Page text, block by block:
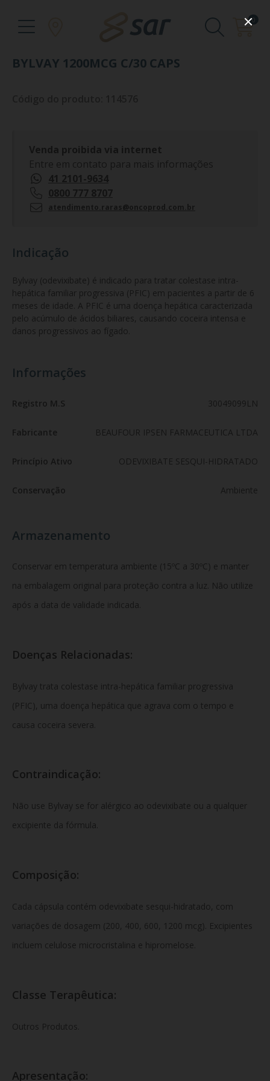
0
BYLVAY 1200MCG C/30 CAPS
Venda proibida via internet
Entre em contato para mais informações
41 2101-9634
0800 777 8707
atendimento.raras@oncoprod.com.br
Indicação
Bylvay (odevixibate) é indicado para tratar colestase intra-
hepática familiar progressiva (PFIC) em pacientes a partir de 6
meses de idade. A PFIC é uma doença hepática caracterizada
pelo acúmulo de ácidos biliares, causando coceira intensa e
danos progressivos ao fígado.
Informações
Registro M.S 30049099LN
Fabricante BEAUFOUR IPSEN FARMACEUTICA LTDA
Princípio Ativo ODEVIXIBATE SESQUI-HIDRATADO
Conservação Ambiente
Armazenamento
Conservar em temperatura ambiente (15ºC a 30ºC) e manter
na embalagem original para proteção contra a luz. Não utilize
após a data de validade indicada.
Doenças Relacionadas:
Bylvay trata colestase intra-hepática familiar progressiva
(PFIC), uma doença hepática que agrava com o tempo e
causa coceira severa.
Contraindicação:
Não use Bylvay se for alérgico ao odevixibate ou a qualquer
excipiente da fórmula.
Composição:
Cada cápsula contém odevixibate sesqui-hidratado, com
variações de dosagem (200, 400, 600, 1200 mcg). Excipientes
incluem celulose microcristalina e hipromelose.
Classe Terapêutica:
Outros Produtos.
Apresentação: